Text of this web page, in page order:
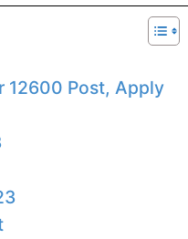
12600 Post, Apply